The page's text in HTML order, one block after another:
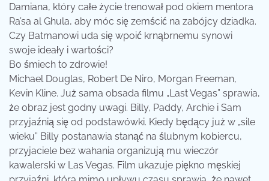
Damiana, który całe życie trenował pod okiem mentora
Ra’sa al Ghula, aby móc się zemścić na zabójcy dziadka.
Czy Batmanowi uda się wpoić krnąbrnemu synowi
swoje ideały i wartości?
Bo śmiech to zdrowie!
Michael Douglas, Robert De Niro, Morgan Freeman,
Kevin Kline. Już sama obsada filmu „Last Vegas” sprawia,
że obraz jest godny uwagi. Billy, Paddy, Archie i Sam
przyjaźnią się od podstawówki. Kiedy będący już w „sile
wieku” Billy postanawia stanąć na ślubnym kobiercu,
przyjaciele bez wahania organizują mu wieczór
kawalerski w Las Vegas. Film ukazuje piękno męskiej